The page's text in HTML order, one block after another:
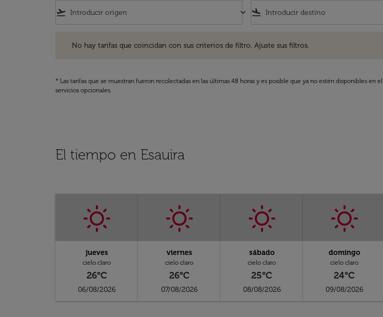
flight_takeoff keyboard_arrow_down flight_land
No hay tarifas que coincidan con sus criterios de filtro. Ajuste sus filtros.
* Las tarifas que se muestran fueron recolectadas en las últimas 48 horas y es posible que ya no estén disponibles en
servicios opcionales.
El tiempo en Esauira
jueves
cielo claro
26°C
06/08/2026
viernes
cielo claro
26°C
07/08/2026
sábado
cielo claro
25°C
08/08/2026
domingo
cielo claro
24°C
09/08/2026